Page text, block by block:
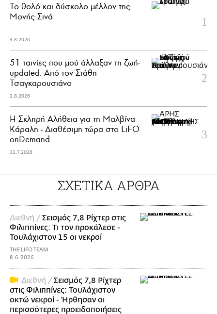
Το θολό και δύσκολο μέλλον της
Μονής Σινά
4.8.2026
51 ταινίες που μού άλλαξαν τη ζωή-
updated. Aπό τον Στάθη
Τσαγκαρουσιάνο
2.8.2026
Η Σκληρή Αλήθεια για τη Μαλβίνα
Κάραλη - Διαθέσιμη τώρα στo LiFO
onDemand
31.7.2026
ΣΧΕΤΙΚΑ ΑΡΘΡΑ
Διεθνή /Σεισμός 7,8 Ρίχτερ στις
Φιλιππίνες: Τι τον προκάλεσε -
Τουλάχιστον 15 οι νεκροί
THE LIFO TEAM
8.6.2026
Διεθνή /Σεισμός 7,8 Ρίχτερ
στις Φιλιππίνες: Τουλάχιστον
οκτώ νεκροί - Ήρθησαν οι
περισσότερες προειδοποιήσεις